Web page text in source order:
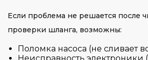
Если проблема не решается после
проверки шланга, возможны:
Поломка насоса (не сливает